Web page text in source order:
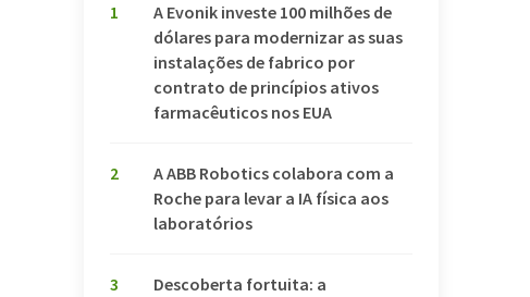
1
A Evonik investe 100 milhões de
dólares para modernizar as suas
instalações de fabrico por
contrato de princípios ativos
farmacêuticos nos EUA
2
A ABB Robotics colabora com a
Roche para levar a IA física aos
laboratórios
3
Descoberta fortuita: a